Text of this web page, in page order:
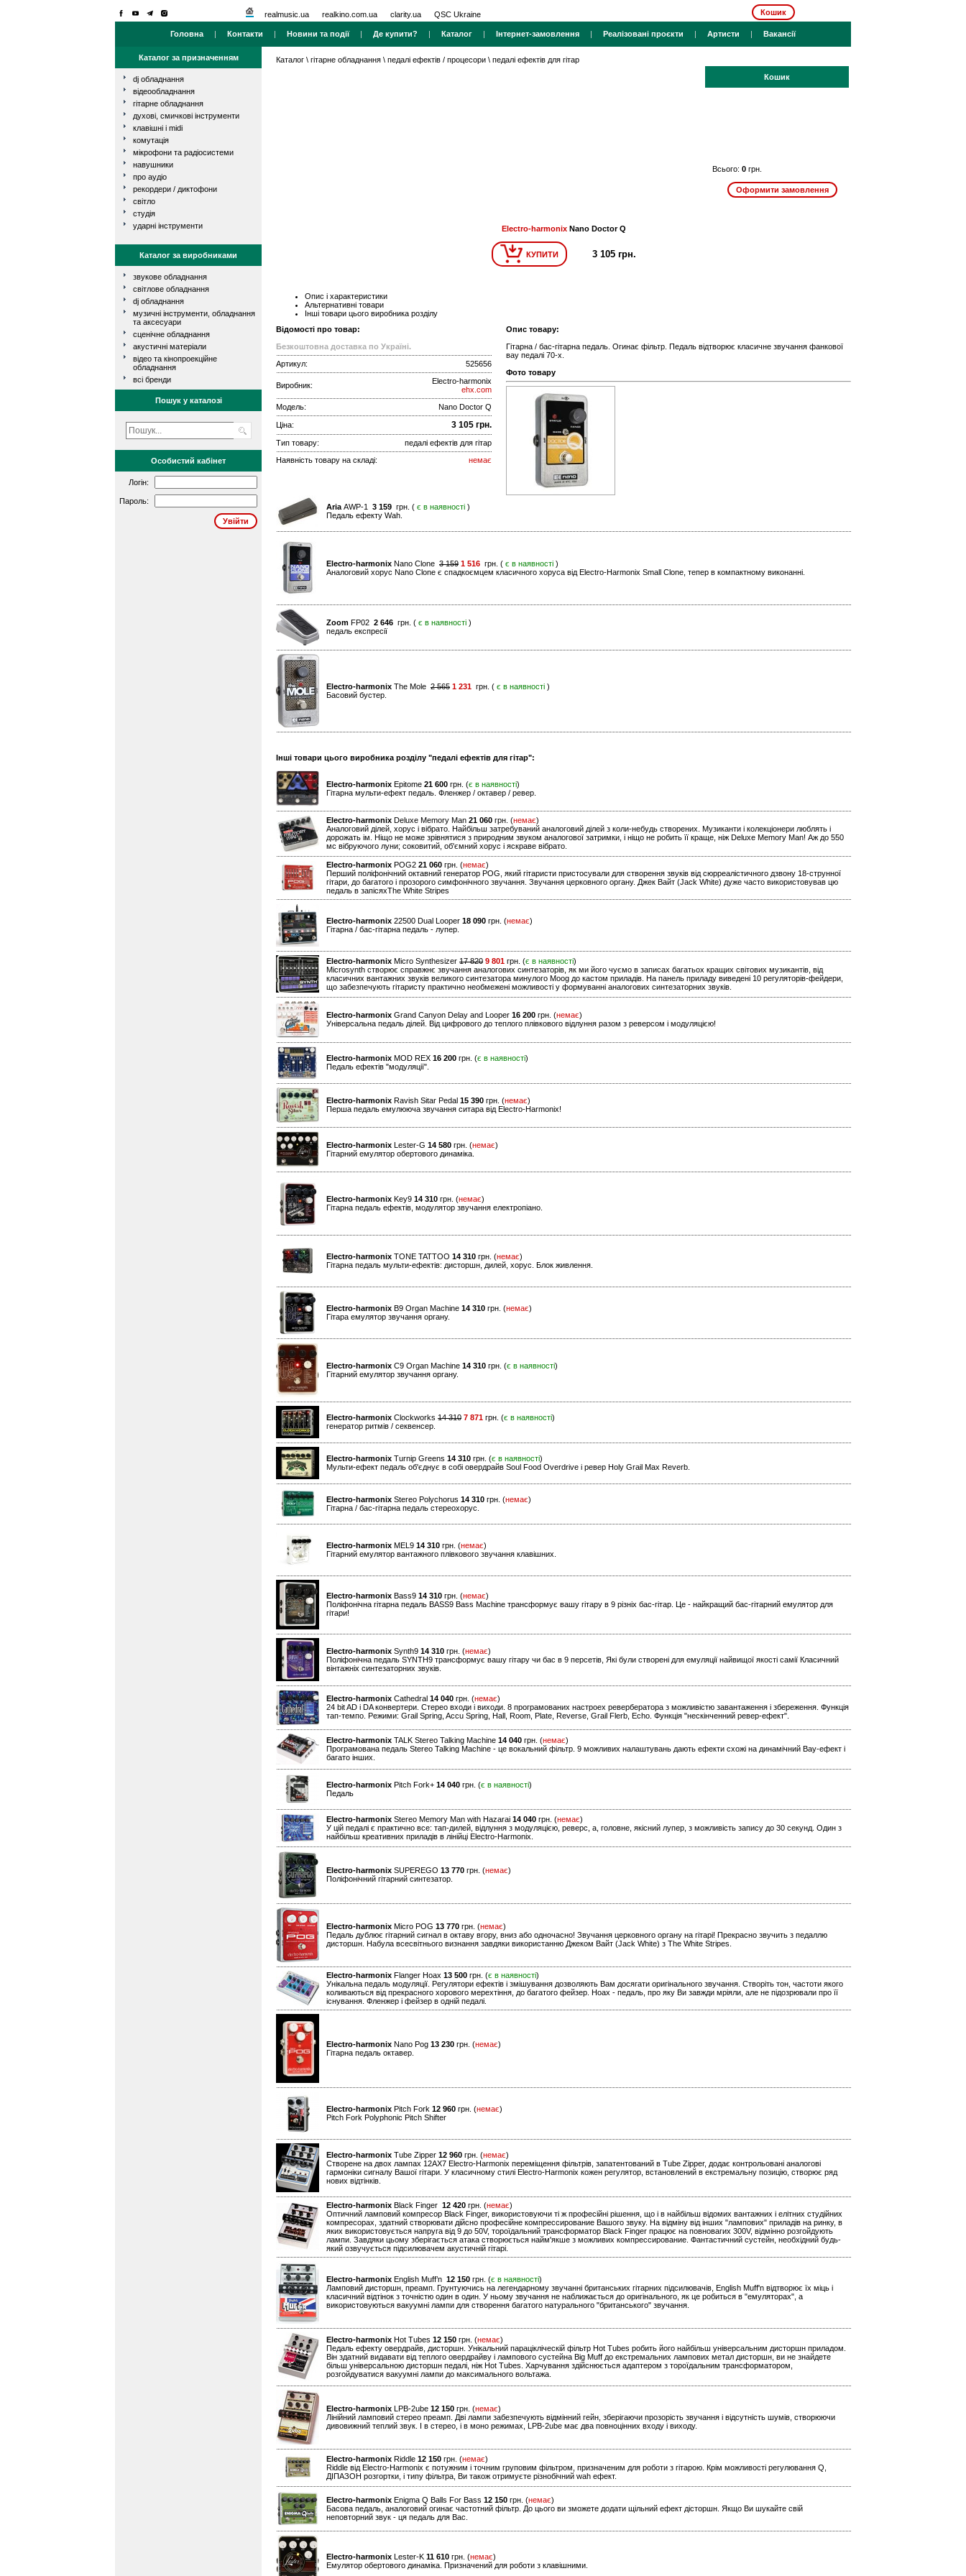
realmusic.ua realkino.com.ua clarity.ua QSC Ukraine Кошик
Головна | Контакти | Новини та події| Де купити? | Каталог | Інтернет-замовлення | Реалізовані проєкти | Артисти | Вакансії
Каталог за призначенням
dj обладнання
відеообладнання
гітарне обладнання
духові, смичкові інструменти
клавішні і midi
комутація
мікрофони та радіосистеми
навушники
про аудіо
рекордери / диктофони
світло
студія
ударні інструменти
Каталог за виробниками
звукове обладнання
світлове обладнання
dj обладнання
музичні інструменти, обладнання
та аксесуари
сценічне обладнання
акустичні матеріали
відео та кінопроекційне
обладнання
всі бренди
Пошук у каталозі
Особистий кабінет
Логін:
Пароль:
Каталог \ гітарне обладнання \ педалі ефектів / процесори \ педалі ефектів для гітар
Кошик
Всього: 0 грн.
Electro-harmonixNano Doctor Q
КУПИТИ 3 105 грн.
Опис і характеристики
Альтернативні товари
Інші товари цього виробника розділу
Відомості про товар:
Безкоштовна доставка по Україні.
Артикул:
525656
Виробник:
Electro-harmonix
ehx.com
Модель:
Nano Doctor Q
Ціна: 3 105 грн.
Тип товару:
педалі ефектів для гітар
Наявність товару на складі:
немає
Опис товару:
Гітарна / бас-гітарна педаль. Огинає фільтр. Педаль відтворює класичне звучання фанкової
вау педалі 70-х.
Фото товару
Aria AWP-1 3 159 грн. ( є в наявності )
Педаль ефекту Wah.
Electro-harmonix Nano Clone 3 159 1 516 грн. ( є в наявності )
Аналоговий хорус Nano Clone є спадкоємцем класичного хоруса від Electro-Harmonix Small Clone, тепер в компактному виконанні.
Zoom FP02 2 646 грн. ( є в наявності )
педаль експресії
Electro-harmonix The Mole 2 565 1 231 грн. ( є в наявності )
Басовий бустер.
Інші товари цього виробника розділу "педалі ефектів для гітар":
Electro-harmonix Epitome 21 600 грн. (є в наявності)
Гітарна мульти-ефект педаль. Фленжер / октавер / ревер.
Electro-harmonix Deluxe Memory Man 21 060 грн. (немає)
Аналоговий ділей, хорус і вібрато. Найбільш затребуваний аналоговий ділей з коли-небудь створених. Музиканти і колекціонери люблять і
дорожать ім. Ніщо не може зрівнятися з природним звуком аналогової затримки, і ніщо не робить її краще, ніж Deluxe Memory Man! Аж до 550
мс вібруючого луни; соковитий, об'ємний хорус і яскраве вібрато.
Electro-harmonix POG2 21 060 грн. (немає)
Перший поліфонічний октавний генератор POG, який гітаристи пристосували для створення звуків від сюрреалістичного дзвону 18-струнної
гітари, до багатого і прозорого симфонічного звучання. Звучання церковного органу. Джек Вайт (Jack White) дуже часто використовував цю
педаль в запісяхThe White Stripes
Electro-harmonix 22500 Dual Looper 18 090 грн. (немає)
Гітарна / бас-гітарна педаль - лупер.
Electro-harmonix Micro Synthesizer 17 820 9 801 грн. (є в наявності)
Microsynth створює справжнє звучання аналогових синтезаторів, як ми його чуємо в записах багатьох кращих світових музикантів, від
класичних вантажних звуків великого синтезатора минулого Moog до кастом приладів. На панель приладу виведені 10 регуляторів-фейдери,
що забезпечують гітаристу практично необмежені можливості у формуванні аналогових синтезаторних звуків.
Electro-harmonix Grand Canyon Delay and Looper 16 200 грн. (немає)
Універсальна педаль ділей. Від цифрового до теплого плівкового відлуння разом з реверсом і модуляцією!
Electro-harmonix MOD REX 16 200 грн. (є в наявності)
Педаль ефектів "модуляції".
Electro-harmonix Ravish Sitar Pedal 15 390 грн. (немає)
Перша педаль емулююча звучання ситара від Electro-Harmonix!
Electro-harmonix Lester-G 14 580 грн. (немає)
Гітарний емулятор обертового динаміка.
Electro-harmonix Key9 14 310 грн. (немає)
Гітарна педаль ефектів, модулятор звучання електропіано.
Electro-harmonix TONE TATTOO 14 310 грн. (немає)
Гітарна педаль мульти-ефектів: дисторшн, дилей, хорус. Блок живлення.
Electro-harmonix B9 Organ Machine 14 310 грн. (немає)
Гітара емулятор звучання органу.
Electro-harmonix C9 Organ Machine 14 310 грн. (є в наявності)
Гітарний емулятор звучання органу.
Electro-harmonix Clockworks 14 310 7 871 грн. (є в наявності)
генератор ритмів / секвенсер.
Electro-harmonix Turnip Greens 14 310 грн. (є в наявності)
Мульти-ефект педаль об'єднує в собі овердрайв Soul Food Overdrive і ревер Holy Grail Max Reverb.
Electro-harmonix Stereo Polychorus 14 310 грн. (немає)
Гітарна / бас-гітарна педаль стереохорус.
Electro-harmonix MEL9 14 310 грн. (немає)
Гітарний емулятор вантажного плівкового звучання клавішних.
Electro-harmonix Bass9 14 310 грн. (немає)
Поліфонічна гітарна педаль BASS9 Bass Machine трансформує вашу гітару в 9 різніх бас-гітар. Це - найкращий бас-гітарний емулятор для
гітари!
Electro-harmonix Synth9 14 310 грн. (немає)
Поліфонічна педаль SYNTH9 трансформує вашу гітару чи бас в 9 персетів, Які були створені для емуляції найвищої якості самії Класичний
вінтажніх синтезаторних звуків.
Electro-harmonix Cathedral 14 040 грн. (немає)
24 bit AD і DA конвертери. Стерео входи і виходи. 8 програмованих настроех ревербератора з можливістю завантаження і збереження. Функція
тап-темпо. Режими: Grail Spring, Accu Spring, Hall, Room, Plate, Reverse, Grail Flerb, Echo. Функція "нескінченний ревер-ефект".
Electro-harmonix TALK Stereo Talking Machine 14 040 грн. (немає)
Програмована педаль Stereo Talking Machine - це вокальний фільтр. 9 можливих налаштувань дають ефекти схожі на динамічний Вау-ефект і
багато інших.
Electro-harmonix Pitch Fork+ 14 040 грн. (є в наявності)
Педаль
Electro-harmonix Stereo Memory Man with Hazarai 14 040 грн. (немає)
У цій педалі є практично все: тап-дилей, відлуння з модуляцією, реверс, а, головне, якісний лупер, з можливість запису до 30 секунд. Один з
найбільш креативних приладів в лінійці Electro-Harmonix.
Electro-harmonix SUPEREGO 13 770 грн. (немає)
Поліфонічний гітарний синтезатор.
Electro-harmonix Micro POG 13 770 грн. (немає)
Педаль дублює гітарний сигнал в октаву вгору, вниз або одночасно! Звучання церковного органу на гітарі! Прекрасно звучить з педаллю
дисторшн. Набула всесвітнього визнання завдяки використанню Джеком Вайт (Jack White) з The White Stripes.
Electro-harmonix Flanger Hoax 13 500 грн. (є в наявності)
Унікальна педаль модуляції. Регулятори ефектів і змішування дозволяють Вам досягати оригінального звучання. Створіть тон, частоти якого
коливаються від прекрасного хорового мерехтіння, до багатого фейзер. Hoax - педаль, про яку Ви завжди мріяли, але не підозрювали про її
існування. Фленжер і фейзер в одній педалі.
Electro-harmonix Nano Pog 13 230 грн. (немає)
Гітарна педаль октавер.
Electro-harmonix Pitch Fork 12 960 грн. (немає)
Pitch Fork Polyphonic Pitch Shifter
Electro-harmonix Tube Zipper 12 960 грн. (немає)
Створене на двох лампах 12AX7 Electro-Harmonix переміщення фільтрів, запатентований в Tube Zipper, додає контрольовані аналогові
гармоніки сигналу Вашої гітари. У класичному стилі Electro-Harmonix кожен регулятор, встановлений в екстремальну позицію, створює ряд
нових відтінків.
Electro-harmonix Black Finger 12 420 грн. (немає)
Оптичний ламповий компресор Black Finger, використовуючи ті ж професійні рішення, що і в найбільш відомих вантажних і елітних студійних
компресорах, здатний створювати дійсно професійне компрессирование Вашого звуку. На відміну від інших "лампових" приладів на ринку, в
яких використовується напруга від 9 до 50V, тороїдальний трансформатор Black Finger працює на повновагих 300V, відмінно розгойдують
лампи. Завдяки цьому зберігається атака створюється найм'якше з можливих компрессирование. Фантастичний сустейн, необхідний будь-
який озвучується підсилювачем акустичній гітарі.
Electro-harmonix English Muff’n 12 150 грн. (є в наявності)
Ламповий дисторшн, преамп. Грунтуючись на легендарному звучанні британських гітарних підсилювачів, English Muff'n відтворює їх міць і
класичний відтінок з точністю один в один. У ньому звучання не наближається до оригінального, як це робиться в "емуляторах", а
використовуються вакуумні лампи для створення багатого натурального "британського" звучання.
Electro-harmonix Hot Tubes 12 150 грн. (немає)
Педаль ефекту овердрайв, дисторшн. Унікальний парацікліческій фільтр Hot Tubes робить його найбільш універсальним дисторшн приладом.
Він здатний видавати від теплого овердрайву і лампового сустейна Big Muff до екстремальних лампових метал дисторшн, ви не знайдете
більш універсальною дисторшн педалі, ніж Hot Tubes. Харчування здійснюється адаптером з тороїдальним трансформатором,
розгойдуватися вакуумні лампи до максимального вольтажа.
Electro-harmonix LPB-2ube 12 150 грн. (немає)
Лінійний ламповий стерео преамп. Дві лампи забезпечують відмінний гейн, зберігаючи прозорість звучання і відсутність шумів, створюючи
дивовижний теплий звук. І в стерео, і в моно режимах, LPB-2ube має два повноцінних входу і виходу.
Electro-harmonix Riddle 12 150 грн. (немає)
Riddle від Electro-Harmonix є потужним і точним груповим фільтром, призначеним для роботи з гітарою. Крім можливості регулювання Q,
ДІПАЗОН розгортки, і типу фільтра, Ви також отримуєте різнобічний wah ефект.
Electro-harmonix Enigma Q Balls For Bass 12 150 грн. (немає)
Басова педаль, аналоговий огинає частотний фільтр. До цього ви зможете додати щільний ефект дісторшн. Якщо Ви шукайте свій
неповторний звук - ця педаль для Вас.
Electro-harmonix Lester-K 11 610 грн. (немає)
Емулятор обертового динаміка. Призначений для роботи з клавішними.